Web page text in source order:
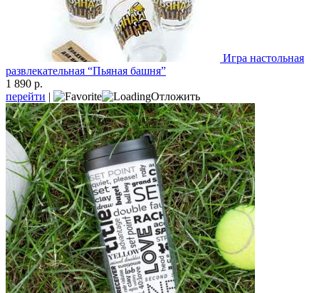
Игра настольная
развлекательная “Пьяная башня”
1 890 р.
перейти | Отложить